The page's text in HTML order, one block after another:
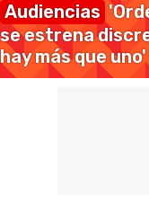
Audiencias
se estrena
hay más que uno'